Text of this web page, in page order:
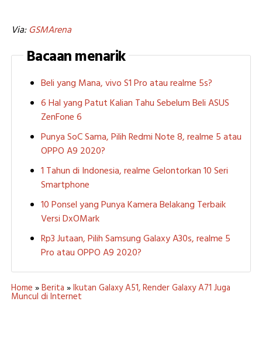
Via:GSMArena
Bacaan menarik
Beli yang Mana, vivo S1 Pro atau realme 5s?
6 Hal yang Patut Kalian Tahu Sebelum Beli ASUS
ZenFone 6
Punya SoC Sama, Pilih Redmi Note 8, realme 5 atau
OPPO A9 2020?
1 Tahun di Indonesia, realme Gelontorkan 10 Seri
Smartphone
10 Ponsel yang Punya Kamera Belakang Terbaik
Versi DxOMark
Rp3 Jutaan, Pilih Samsung Galaxy A30s, realme 5
Pro atau OPPO A9 2020?
Home »Berita »Ikutan Galaxy A51, Render Galaxy A71 Juga
Muncul di Internet